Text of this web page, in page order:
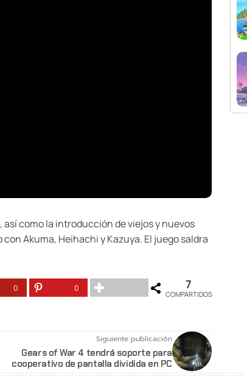
como la introducción de viejos y nuevos
Akuma, Heihachi y Kazuya. El juego saldra
0 0 7
COMPARTIDOS
Siguiente publicación
Gears of War 4 tendrá soporte para
cooperativo de pantalla dividida en PC